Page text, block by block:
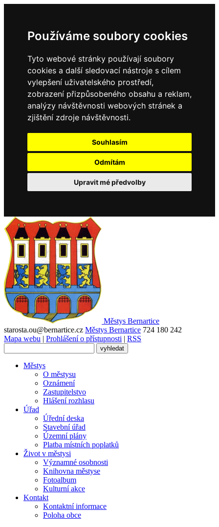
Používáme soubory cookies
Tyto webové stránky používají soubory
cookies a další sledovací nástroje s cílem
vylepšení uživatelského prostředí,
zobrazení přizpůsobeného obsahu a reklam,
analýzy návštěvnosti webových stránek a
zjištění zdroje návštěvnosti.
Souhlasím
Odmítám
Upravit mé předvolby
Městys Bernartice
starosta.ou@bernartice.cz Městys Bernartice 724 180 242
Mapa webu | Prohlášení o přístupnosti | RSS
Městys
O městysu
Oznámení
Zastupitelstvo
Hlášení rozhlasu
Úřad
Úřední deska
Stavební úřad
Územní plány
Platba místních poplatků
Život v městysi
Významné osobnosti
Knihovna městyse
Fotoalbum
Kulturní akce
Kontakt
Kontaktní informace
Poloha obce